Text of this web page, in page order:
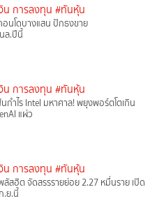
น การลงทุน #ทันหุ้น
อนโดบางแสน ปักธงขาย
ล.ปีนี้
น การลงทุน #ทันหุ้น
กำไร Intel มหาศาล! พยุงพอร์ตโตเกิน
แผ่ว
น การลงทุน #ทันหุ้น
สฮิต จัดสรรรายย่อย 2.27 หมื่นราย เปิด
.ย.นี้